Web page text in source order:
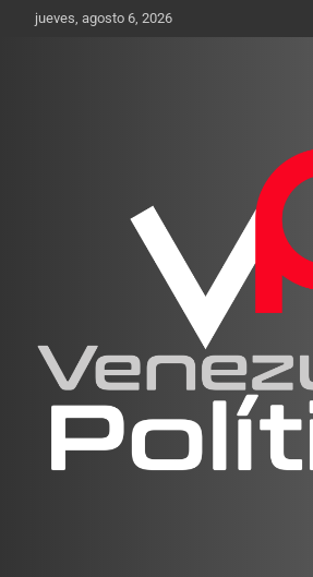
Saltarjueves, agosto 6, 2026